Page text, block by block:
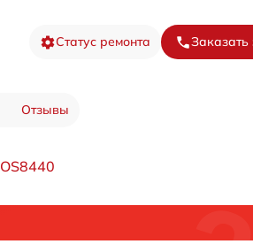
Статус ремонта Заказать
Отзывы